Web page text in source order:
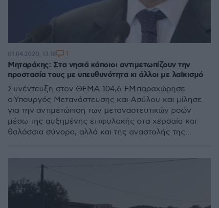
Μηταράκης: Στα νησιά κάποιοι αντιμετωπίζουν την
προστασία τους με υπευθυνότητα κι άλλοι με λαϊκισμό
Συνέντευξη στον ΘΕΜΑ 104,6 FM παραχώρησε
ο Υπουργός Μετανάστευσης και Ασύλου και μίλησε
για την αντιμετώπιση των μεταναστευτικών ροών
μέσω της αυξημένης επιφυλακής στα χερσαία και
θαλάσσια σύνορα, αλλά και της αναστολής της
01.04.2020, 13:18 1